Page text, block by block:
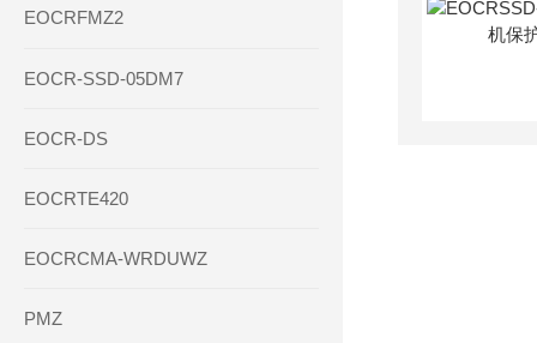
EOCRFMZ2
EOCR-SSD-05DM7
EOCR-DS
EOCRTE420
EOCRCMA-WRDUWZ
PMZ